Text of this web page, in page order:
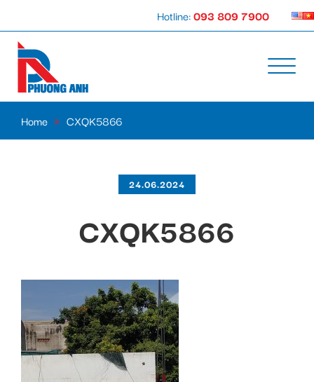
Hotline:093 809 7900
Home » CXQK5866
24.06.2024
CXQK5866